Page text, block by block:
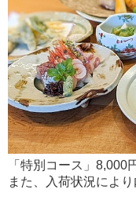
「特別コース」8,000
また、入荷状況により